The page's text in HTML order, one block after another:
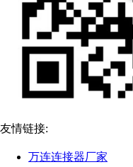
友情链接:
万连连接器厂家